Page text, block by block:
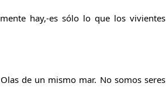
hay,-es sólo lo que los vivientes
de un mismo mar. No somos seres